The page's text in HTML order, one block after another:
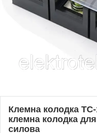
Клемна колодка
клемна колодка
силова